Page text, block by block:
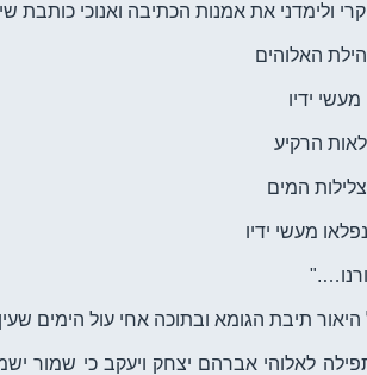
ולימדני את אמנות הכתיבה ואנוכי כותבת
האלוהים
ידיו
הרקיע
המים
מעשי ידיו
תיבת הגומא ובתוכה אחי עול הימים
לאלוהי אברהם יצחק ויעקב כי שמור